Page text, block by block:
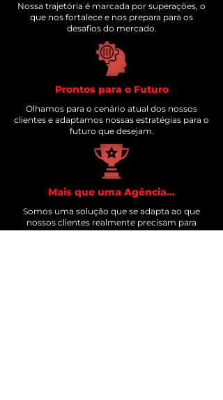
Nossa trajetória é marcada por superações, o
que nos fortalece e nos prepara para os
desafios do mercado.
Prontos para o Futuro
Olhamos para o cenário atual dos nossos
clientes e adaptamos nossas estratégias para o
futuro que desejam.
Mais que uma Agência...
Somos uma solução que se adapta ao que
nossos clientes realmente precisam para
crescer e prosperar.